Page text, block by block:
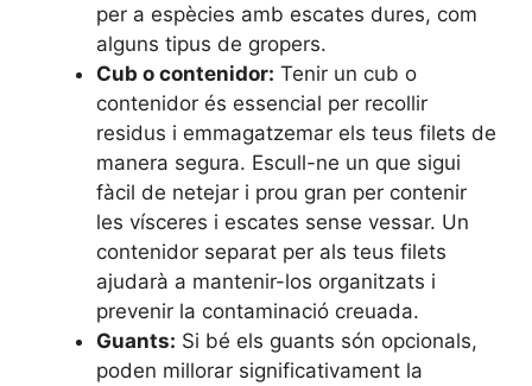
per a espècies amb escates dures, com
alguns tipus de gropers.
Cub o contenidor: Tenir un cub o
contenidor és essencial per recollir
residus i emmagatzemar els teus filets de
manera segura. Escull-ne un que sigui
fàcil de netejar i prou gran per contenir
les vísceres i escates sense vessar. Un
contenidor separat per als teus filets
ajudarà a mantenir-los organitzats i
prevenir la contaminació creuada.
Guants: Si bé els guants són opcionals,
poden millorar significativament la